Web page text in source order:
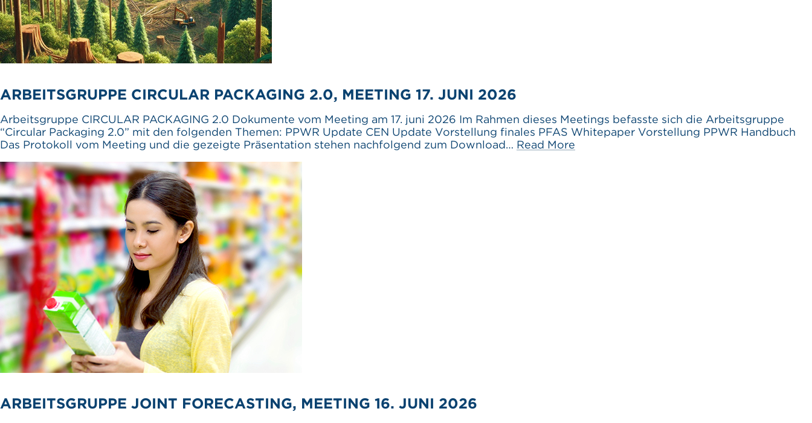
ARBEITSGRUPPE CIRCULAR PACKAGING 2.0, MEETING 17. JUNI 2026
Arbeitsgruppe CIRCULAR PACKAGING 2.0 Dokumente vom Meeting am 17. juni 2026 Im Rahmen dieses Meetings befasste sich die Arbeitsgruppe
“Circular Packaging 2.0” mit den folgenden Themen: PPWR Update CEN Update Vorstellung finales PFAS Whitepaper Vorstellung PPWR Handbuch
Das Protokoll vom Meeting und die gezeigte Präsentation stehen nachfolgend zum Download… Read More
ARBEITSGRUPPE JOINT FORECASTING, MEETING 16. JUNI 2026